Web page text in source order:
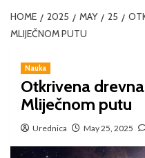
HOME 2025 MAY 25
MLIJEČNOM PUTU
Nauka
Otkrivena
Mliječnom putu
Urednica May 25, 2025